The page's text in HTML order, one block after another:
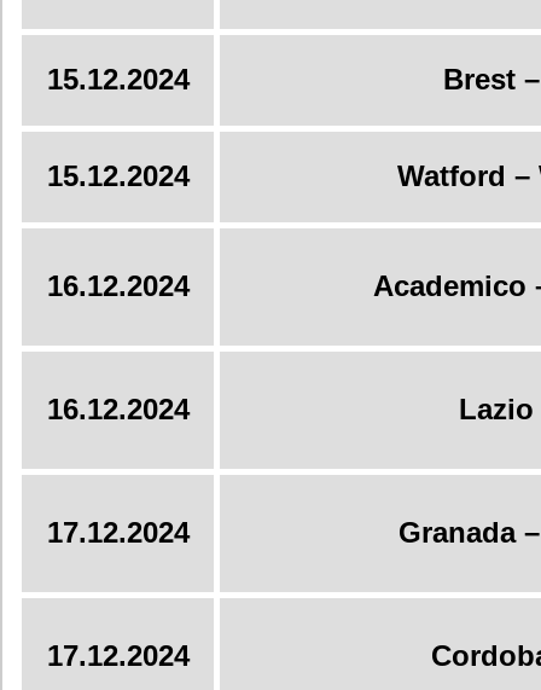
15.12.2024 Brest
15.12.2024 Watford –
16.12.2024 Academico
16.12.2024 Lazio
17.12.2024 Granada
17.12.2024